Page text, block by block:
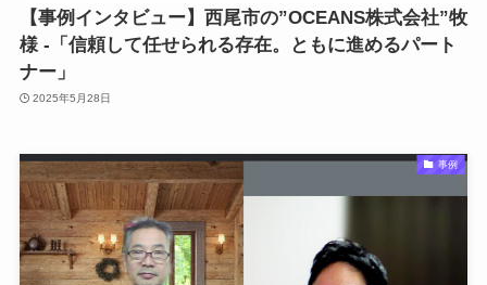
【事例インタビュー】西尾市の”OCEANS株式会社”牧
様 -「信頼して任せられる存在。ともに進めるパート
ナー」
2025年5月28日
事例